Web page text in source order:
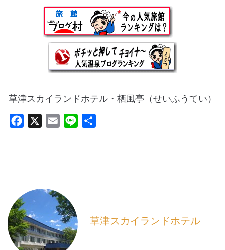
草津スカイランドホテル・栖風亭（せいふうてい）
o
o
k
草津スカイランドホテル